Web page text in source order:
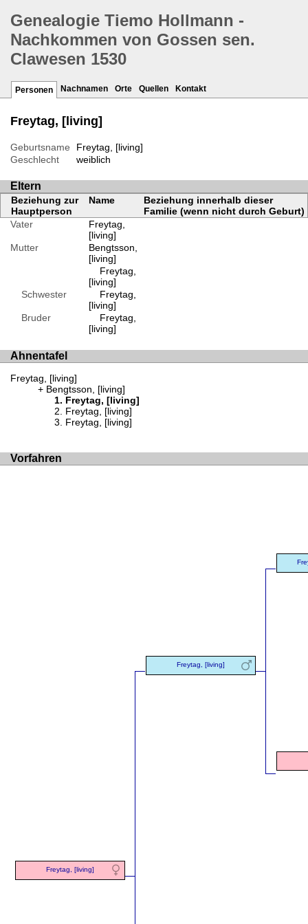
Genealogie Tiemo Hollmann -
Nachkommen von Gossen sen.
Clawesen 1530
Personen Nachnamen Orte Quellen Kontakt
Freytag, [living]
Geburtsname
Freytag, [living]
Geschlecht
weiblich
Eltern
Beziehung zur
Hauptperson
Name
Beziehung innerhalb dieser
Familie (wenn nicht durch Geburt)
Vater
Freytag,
[living]
Mutter
Bengtsson,
[living]
Freytag,
[living]
Schwester
Freytag,
[living]
Bruder
Freytag,
[living]
Ahnentafel
Freytag, [living]
Bengtsson, [living]
Freytag, [living]
Freytag, [living]
Freytag, [living]
Vorfahren
Freytag, [living]
Freytag, [living]